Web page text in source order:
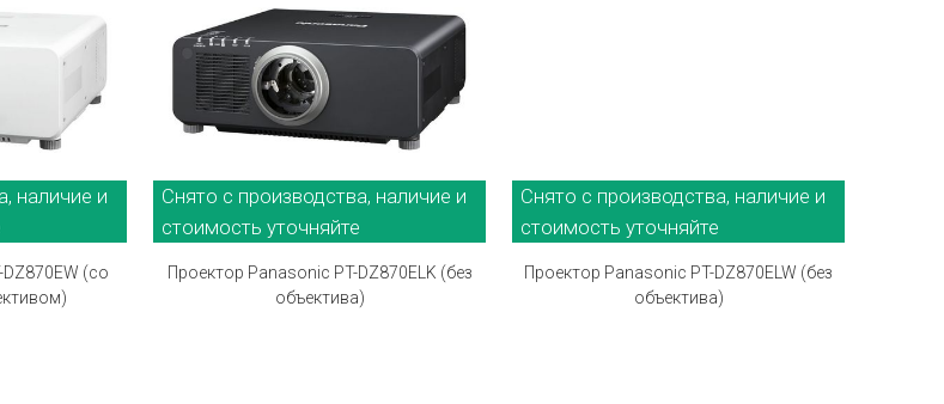
наличие и
(со
Снято с производства, наличие и
стоимость уточняйте
Проектор Panasonic PT-DZ870ELK (без
объектива)
Снято с производства, наличие и
стоимость уточняйте
Проектор Panasonic PT-DZ870ELW (без
объектива)